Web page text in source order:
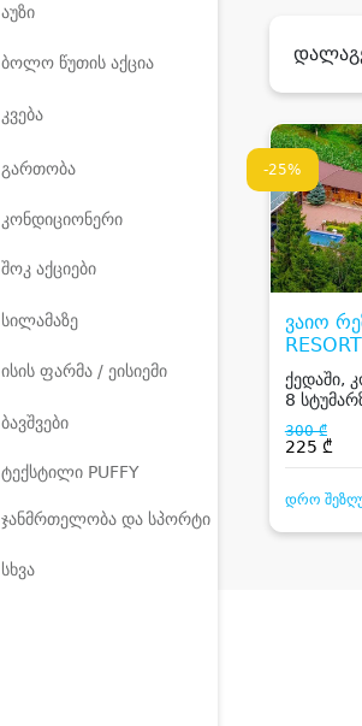
აუზი
ბოლო წუთის აქცია
კვება
გართობა
კონდიციონერი
შოკ აქციები
სილამაზე
ისის ფარმა / ეისიემი
ბავშვები
ტექსტილი PUFFY
ჯანმრთელობა და სპორტი
სხვა
-25%
ვაიო
RESORT
ქედაში,
8
აივნით,
300 ₾
225 ₾
დრო